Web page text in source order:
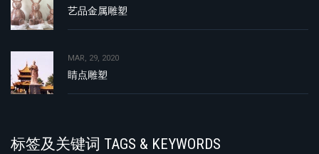
艺品金属雕塑
MAR, 29, 2020
睛点雕塑
标签及关键词 TAGS & KEYWORDS